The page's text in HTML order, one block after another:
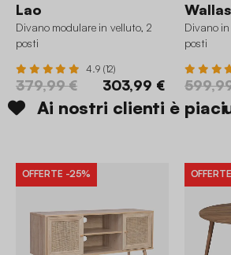
Lao
Divano modulare in velluto, 2
posti
4.9 (12)
379,99 € 303,99 €
Divano
posti
Ai nostri clienti è
OFFERTE -25% OFFERTE